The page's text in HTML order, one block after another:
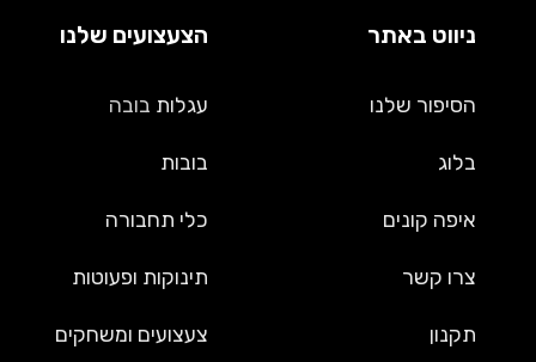
ניווט באתר
הסיפור שלנו
בלוג
איפה קונים
צרו קשר
תקנון
הצעצועים שלנו
עגלות בובה
בובות
כלי תחבורה
תינוקות ופעוטות
צעצועים ומשחקים